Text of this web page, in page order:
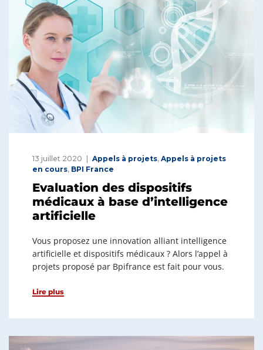
13 juillet 2020 Appels à projets, Appels à projets
en cours, BPI France
Evaluation des dispositifs
médicaux à base d’intelligence
artificielle
Vous proposez une innovation alliant intelligence
artificielle et dispositifs médicaux ? Alors l’appel à
projets proposé par Bpifrance est fait pour vous.
Lire plus